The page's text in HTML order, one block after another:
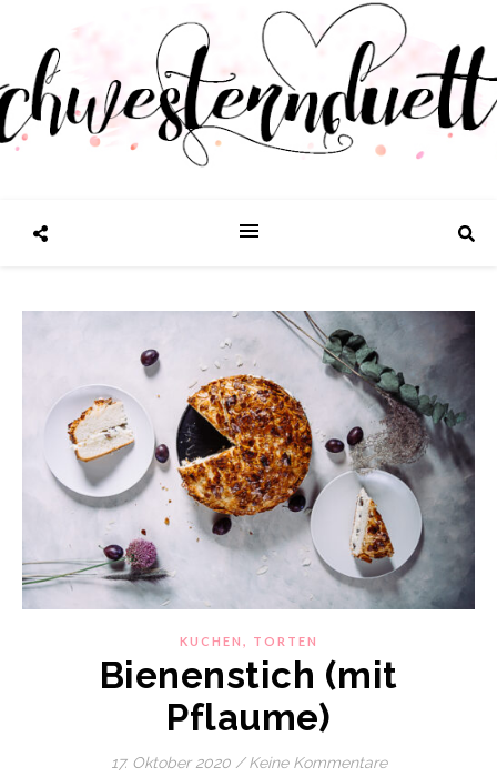
KUCHEN , TORTEN
Bienenstich (mit
Pflaume)
17. Oktober 2020 / Keine Kommentare